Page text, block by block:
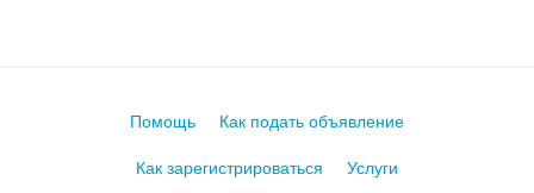
Помощь Как подать объявление
Как зарегистрироваться Услуги